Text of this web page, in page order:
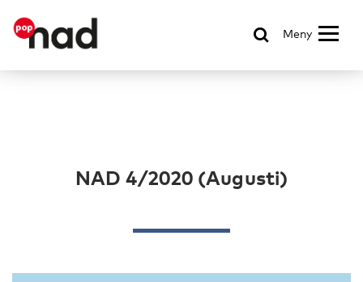
Meny
NAD 4/2020 (Augusti)